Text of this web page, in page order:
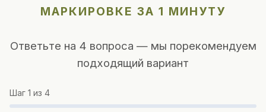
МАРКИРОВКЕ ЗА 1 МИНУТУ
Ответьте на 4 вопроса — мы порекомендуем
подходящий вариант
Шаг 1 из 4